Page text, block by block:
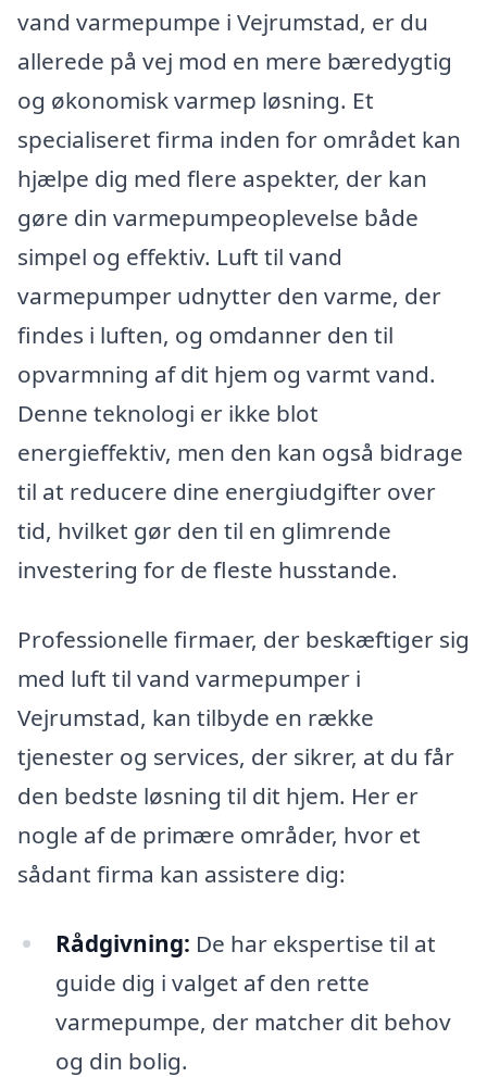
vand varmepumpe i Vejrumstad, er du
allerede på vej mod en mere bæredygtig
og økonomisk varmep løsning. Et
specialiseret firma inden for området kan
hjælpe dig med flere aspekter, der kan
gøre din varmepumpeoplevelse både
simpel og effektiv. Luft til vand
varmepumper udnytter den varme, der
findes i luften, og omdanner den til
opvarmning af dit hjem og varmt vand.
Denne teknologi er ikke blot
energieffektiv, men den kan også bidrage
til at reducere dine energiudgifter over
tid, hvilket gør den til en glimrende
investering for de fleste husstande.
Professionelle firmaer, der beskæftiger sig
med luft til vand varmepumper i
Vejrumstad, kan tilbyde en række
tjenester og services, der sikrer, at du får
den bedste løsning til dit hjem. Her er
nogle af de primære områder, hvor et
sådant firma kan assistere dig:
Rådgivning: De har ekspertise til at
guide dig i valget af den rette
varmepumpe, der matcher dit behov
og din bolig.